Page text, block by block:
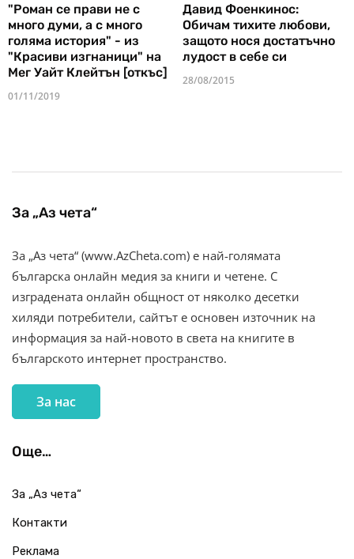
"Роман се прави не с
много думи, а с много
голяма история" - из
"Красиви изгнаници" на
Мег Уайт Клейтън [откъс]
01/11/2019
Давид Фоенкинос:
Обичам тихите любови,
защото нося достатъчно
лудост в себе си
28/08/2015
За „Аз чета“
За „Аз чета“ (www.AzCheta.com) е най-голямата
българска онлайн медия за книги и четене. С
изградената онлайн общност от няколко десетки
хиляди потребители, сайтът е основен източник на
информация за най-новото в света на книгите в
българското интернет пространство.
За нас
Още…
За „Аз чета“
Контакти
Реклама